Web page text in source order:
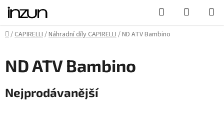
Přejít
obsah
Hledat
KOŠÍK
Domů
/CAPIRELLI/Náhradní díly CAPIRELLI/ND ATV Bambino
ND ATV Bambino
Nejprodávanější